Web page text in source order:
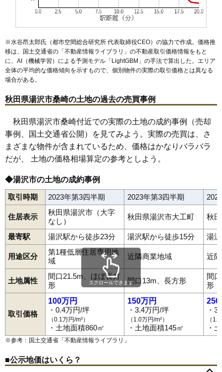
※水谷昂太郎氏（都市空間総合研究所 代表取締役CEO）の協力で作成。価格推
移は、国土交通省の「不動産情報ライブラリ 」の不動産取引価格情報をもと
に、AI（機械学習）による予測モデル「LightGBM」の手法で算出した。エリア
全体の平均的な価格傾向を示すもので、個別物件の実際の取引価格とは異なる
場合がある。
秋田県湯沢市桑崎の土地の過去の売買事例
秋田県湯沢市桑崎付近での実際の土地の成約事例（売却
事例、国土交通省公開）を見てみよう。実際の売買は、さ
まざまな物件が含まれているため、価格はかなりバラバラ
だが、 土地の価格相場算定の参考としよう。
◆湯沢市の土地の成約事例
取引時期 2023年第3四半期 2023年第3四半期
住居表示
秋田県湯沢市（大字
なし）
秋田県湯沢市大工町 秋
最寄駅 湯沢駅から徒歩23分 湯沢駅から徒歩15分 湯
用途区分
第1種低層住居専用地
域
近隣商業地域 近
土地属性
間口21.5m、ほぼ長方
形
間口13m、長方形
間
形
取引価格
100万円
・0.4万円/坪
（0.1万円/m²）
・土地面積860㎡
150万円
・3.4万円/坪
（1.0万円/m²）
・土地面積145㎡
250
・
（
・
スクロールできます
※参考：国土交通省「不動産情報ライブラリ 」
■公示地価はいくら？
相川秋ノ宮愛宕町稲庭町岩崎裏門御囲地町小野表町上院内